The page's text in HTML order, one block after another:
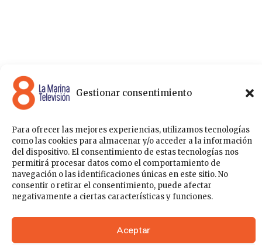
Gestionar consentimiento
Para ofrecer las mejores experiencias, utilizamos tecnologías
como las cookies para almacenar y/o acceder a la información
del dispositivo. El consentimiento de estas tecnologías nos
permitirá procesar datos como el comportamiento de
navegación o las identificaciones únicas en este sitio. No
consentir o retirar el consentimiento, puede afectar
negativamente a ciertas características y funciones.
Aceptar